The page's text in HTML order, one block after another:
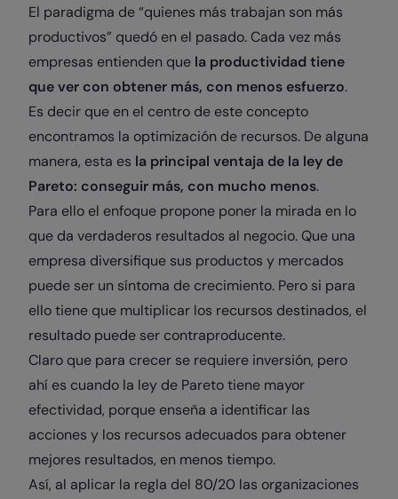
El paradigma de “quienes más trabajan son más
productivos” quedó en el pasado. Cada vez más
empresas entienden que la productividad tiene
que ver con obtener más, con menos esfuerzo.
Es decir que en el centro de este concepto
encontramos la optimización de recursos. De alguna
manera, esta es la principal ventaja de la ley de
Pareto: conseguir más, con mucho menos.
Para ello el enfoque propone poner la mirada en lo
que da verdaderos resultados al negocio. Que una
empresa diversifique sus productos y mercados
puede ser un síntoma de crecimiento. Pero si para
ello tiene que multiplicar los recursos destinados, el
resultado puede ser contraproducente.
Claro que para crecer se requiere inversión, pero
ahí es cuando la ley de Pareto tiene mayor
efectividad, porque enseña a identificar las
acciones y los recursos adecuados para obtener
mejores resultados, en menos tiempo.
Así, al aplicar la regla del 80/20 las organizaciones